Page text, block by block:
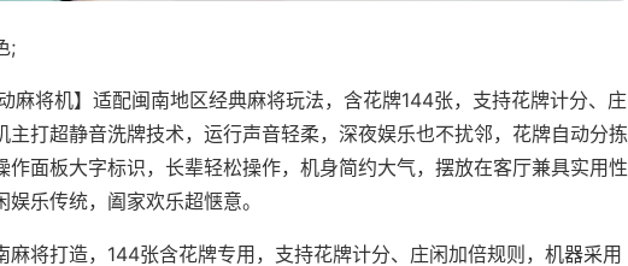
;
动麻将机】适配闽南地区经典麻将玩法，含花牌144张，支持花牌计分、庄
主打超静音洗牌技术，运行声音轻柔，深夜娱乐也不扰邻，花牌自动分拣
作面板大字标识，长辈轻松操作，机身简约大气，摆放在客厅兼具实用性
乐传统，阖家欢乐超惬意。
麻将打造，144张含花牌专用，支持花牌计分、庄闲加倍规则，机器采用